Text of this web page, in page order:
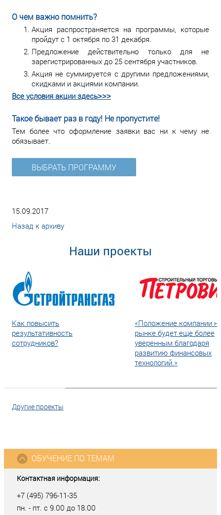
О чем важно помнить?
Акция распространяется на программы, которые
пройдут с 1 октября по 31 декабря.
Предложение действительно только для не
зарегистрированных до 25 сентября участников.
Акция не суммируется с другими предложениями,
скидками и акциями компании.
Все условия акции здесь˃˃˃
Такое бывает раз в году! Не пропустите!
Тем более что оформление заявки вас ни к чему не
обязывает.
ВЫБРАТЬ ПРОГРАММУ
15.09.2017
Назад к архиву
Наши проекты
Как повысить
результативность
сотрудников?
«Положение компании
рынке будет еще более
уверенным благодаря
развитию финансовых
технологий.»
Другие проекты
Контактная информация:
+7 (495) 796-11-35
пн. - пт. с 9.00 до 18.00
ОБУЧЕНИЕ ПО ТЕМАМ